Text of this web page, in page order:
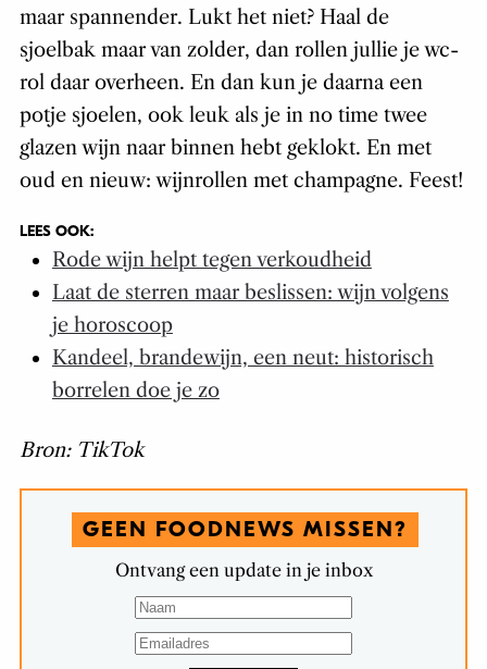
maar spannender. Lukt het niet? Haal de
sjoelbak maar van zolder, dan rollen jullie je wc-
rol daar overheen. En dan kun je daarna een
potje sjoelen, ook leuk als je in no time twee
glazen wijn naar binnen hebt geklokt. En met
oud en nieuw: wijnrollen met champagne. Feest!
LEES OOK:
Rode wijn helpt tegen verkoudheid
Laat de sterren maar beslissen: wijn volgens
je horoscoop
Kandeel, brandewijn, een neut: historisch
borrelen doe je zo
Bron: TikTok
GEEN FOODNEWS MISSEN?
Ontvang een update in je inbox